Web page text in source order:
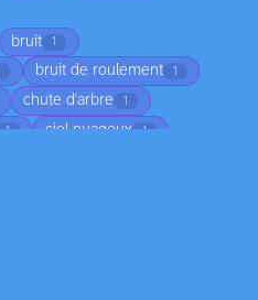
bruit 1
bruit de roulement 1
chute d'arbre 1
1 ciel nuageux 1